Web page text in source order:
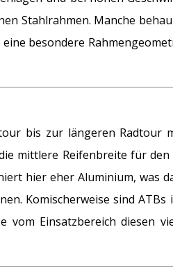
Stahlrahmen. Manche
besondere
bis zur längeren Radtour
mittlere Reifenbreite für
hier eher Aluminium, was
Komischerweise sind ATBs
vom Einsatzbereich diesen